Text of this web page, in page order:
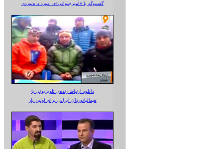
گفت‌وگو با «امیرجلوانی»در مورد دره‌نوردی
دانلود ارتباط زنده‌ی تلویزیونی‌ با
هیمالیانوردان ایرانی برای اولین بار